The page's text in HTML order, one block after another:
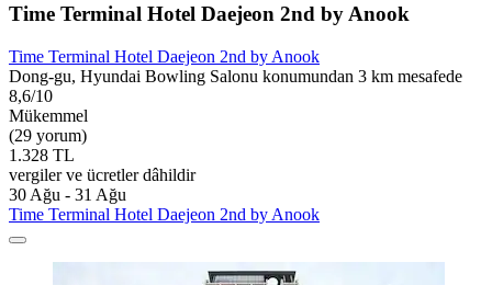
Time Terminal Hotel Daejeon 2nd by Anook
Time Terminal Hotel Daejeon 2nd by Anook
Dong-gu, Hyundai Bowling Salonu konumundan 3 km mesafede
8,6/10
Mükemmel
(29 yorum)
1.328 TL
vergiler ve ücretler dâhildir
30 Ağu - 31 Ağu
Time Terminal Hotel Daejeon 2nd by Anook